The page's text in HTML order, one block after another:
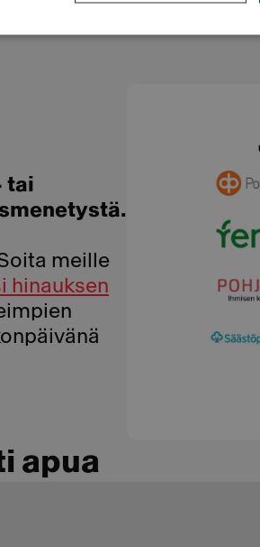
tai
meille
hinauksen
apua